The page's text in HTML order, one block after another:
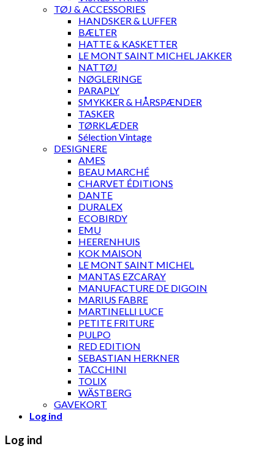
TØJ & ACCESSORIES
HANDSKER & LUFFER
BÆLTER
HATTE & KASKETTER
LE MONT SAINT MICHEL JAKKER
NATTØJ
NØGLERINGE
PARAPLY
SMYKKER & HÅRSPÆNDER
TASKER
TØRKLÆDER
Sélection Vintage
DESIGNERE
AMES
BEAU MARCHÉ
CHARVET ÉDITIONS
DANTE
DURALEX
ECOBIRDY
EMU
HEERENHUIS
KOK MAISON
LE MONT SAINT MICHEL
MANTAS EZCARAY
MANUFACTURE DE DIGOIN
MARIUS FABRE
MARTINELLI LUCE
PETITE FRITURE
PULPO
RED EDITION
SEBASTIAN HERKNER
TACCHINI
TOLIX
WÄSTBERG
GAVEKORT
Log ind
Log ind